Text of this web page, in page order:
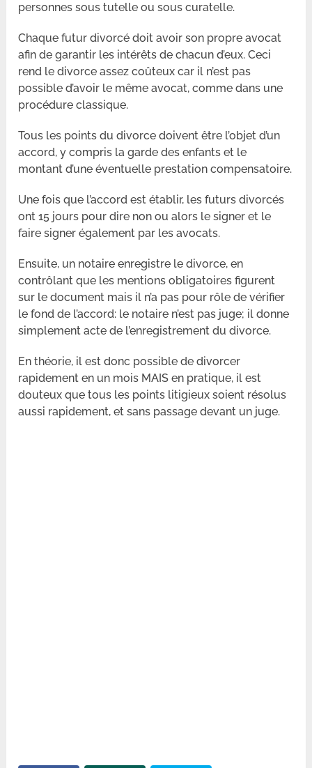
personnes sous tutelle ou sous curatelle.
Chaque futur divorcé doit avoir son propre avocat
afin de garantir les intérêts de chacun d’eux. Ceci
rend le divorce assez coûteux car il n’est pas
possible d’avoir le même avocat, comme dans une
procédure classique.
Tous les points du divorce doivent être l’objet d’un
accord, y compris la garde des enfants et le
montant d’une éventuelle prestation compensatoire.
Une fois que l’accord est établir, les futurs divorcés
ont 15 jours pour dire non ou alors le signer et le
faire signer également par les avocats.
Ensuite, un notaire enregistre le divorce, en
contrôlant que les mentions obligatoires figurent
sur le document mais il n’a pas pour rôle de vérifier
le fond de l’accord: le notaire n’est pas juge; il donne
simplement acte de l’enregistrement du divorce.
En théorie, il est donc possible de divorcer
rapidement en un mois MAIS en pratique, il est
douteux que tous les points litigieux soient résolus
aussi rapidement, et sans passage devant un juge.